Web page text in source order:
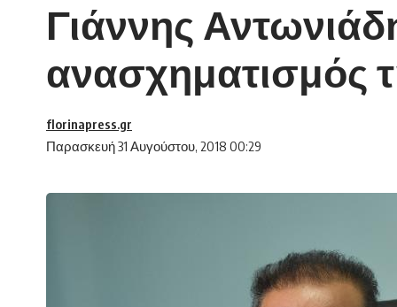
Γιάννης
ανασχηματισμός
Παρασκευή 31 Αυγούστου, 2018 00:29
florinapress.gr